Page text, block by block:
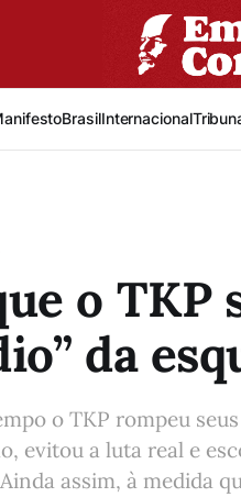
BrasilInternacional
o TKP
da
o TKP rompeu
evitou a luta real e
assim, à medida